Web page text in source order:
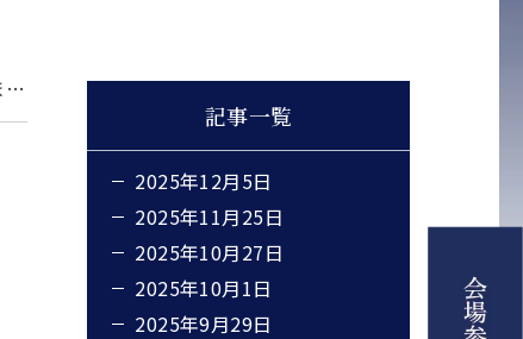
【5年ぶりのオフライン開催！】2025年9月1日よりエントリーの受付を開始しました。
記事一覧
2025年12月5日
2025年11月25日
2025年10月27日
2025年10月1日
2025年9月29日